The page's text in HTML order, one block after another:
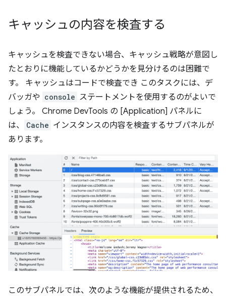
キャッシュの内容を検査する
キャッシュを検査できない場合、キャッシュ戦略が意図し
たとおりに機能しているかどうかを見分けるのは困難で
す。 キャッシュはコードで検査でき このタスクには、デ
バッガや console ステートメントを使用するのがよいで
しょう。 Chrome DevTools の [Application] パネルに
は、
Cache インスタンスの内容を検査するサブパネルが
あります。
このサブパネルでは、次のような機能が提供されるため、